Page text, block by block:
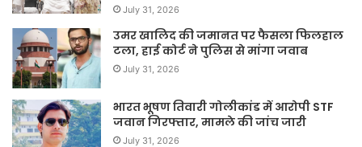
July 31, 2026
उमर खालिद की जमानत पर फैसला फिलहाल
टला, हाई कोर्ट ने पुलिस से मांगा जवाब
July 31, 2026
भारत भूषण तिवारी गोलीकांड में आरोपी STF
जवान गिरफ्तार, मामले की जांच जारी
July 31, 2026